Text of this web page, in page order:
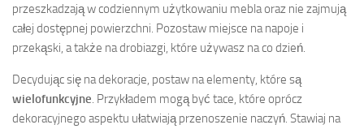
przeszkadzają w codziennym użytkowaniu mebla oraz nie zajmują
całej dostępnej powierzchni. Pozostaw miejsce na napoje i
przekąski, a także na drobiazgi, które używasz na co dzień.
Decydując się na dekoracje, postaw na elementy, które są
wielofunkcyjne . Przykładem mogą być tace, które oprócz
dekoracyjnego aspektu ułatwiają przenoszenie naczyń. Stawiaj na